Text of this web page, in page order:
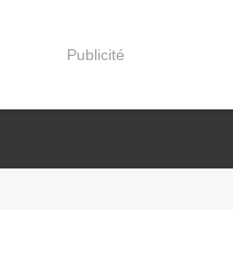
Publicité